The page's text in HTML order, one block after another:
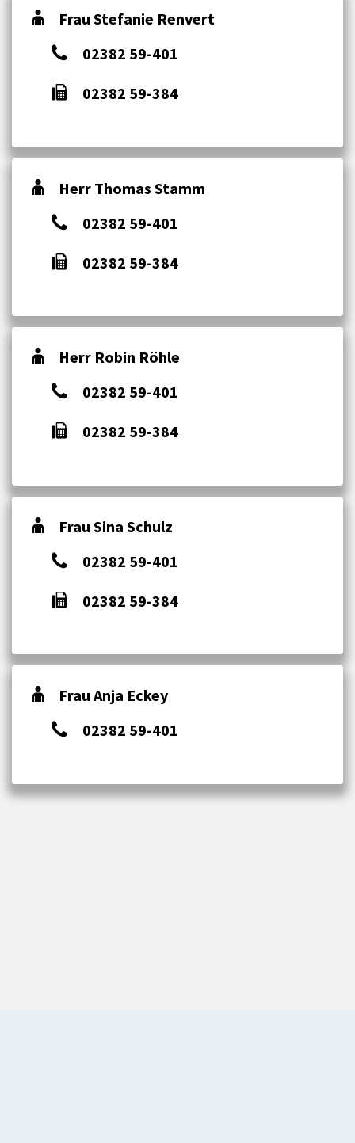
Frau Stefanie Renvert
02382 59-401
02382 59-384
Herr Thomas Stamm
02382 59-401
02382 59-384
Herr Robin Röhle
02382 59-401
02382 59-384
Frau Sina Schulz
02382 59-401
02382 59-384
Frau Anja Eckey
02382 59-401